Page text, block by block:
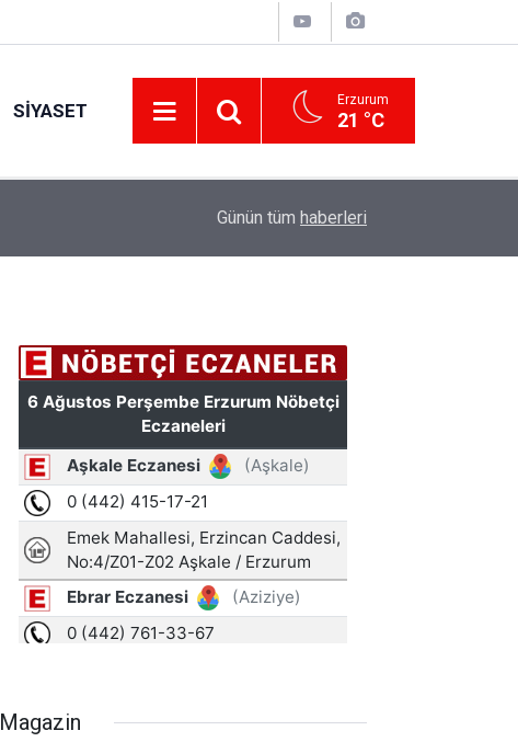
SIYASET Erzurum
21 °C
Günün tüm haberleri
Magazin